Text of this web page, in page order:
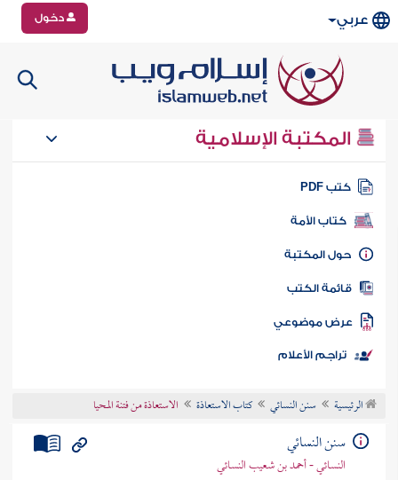
عربي دخول
المكتبة الإسلامية
كتب PDF
كتاب الأمة
المكتبة
الكتب
موضوعي
تراجم الأعلام
الرئيسية سنن النسائي كتاب الاستعاذة الاستعاذة من فتنة المحيا
سنن النسائي
النسائي - أحمد بن شعيب النسائي